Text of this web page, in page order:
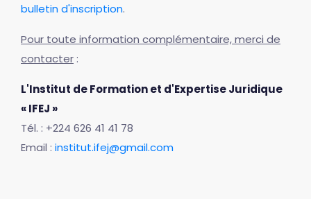
bulletin d'inscription.
Pour toute information complémentaire, merci de
contacter :
L'Institut de Formation et d'Expertise Juridique
« IFEJ »
Tél. : +224 626 41 41 78
Email : institut.ifej@gmail.com